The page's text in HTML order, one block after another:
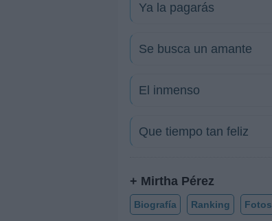
Ya la pagarás
Se busca un amante
El inmenso
Que tiempo tan feliz
+ Mirtha Pérez
Biografía Ranking Fotos